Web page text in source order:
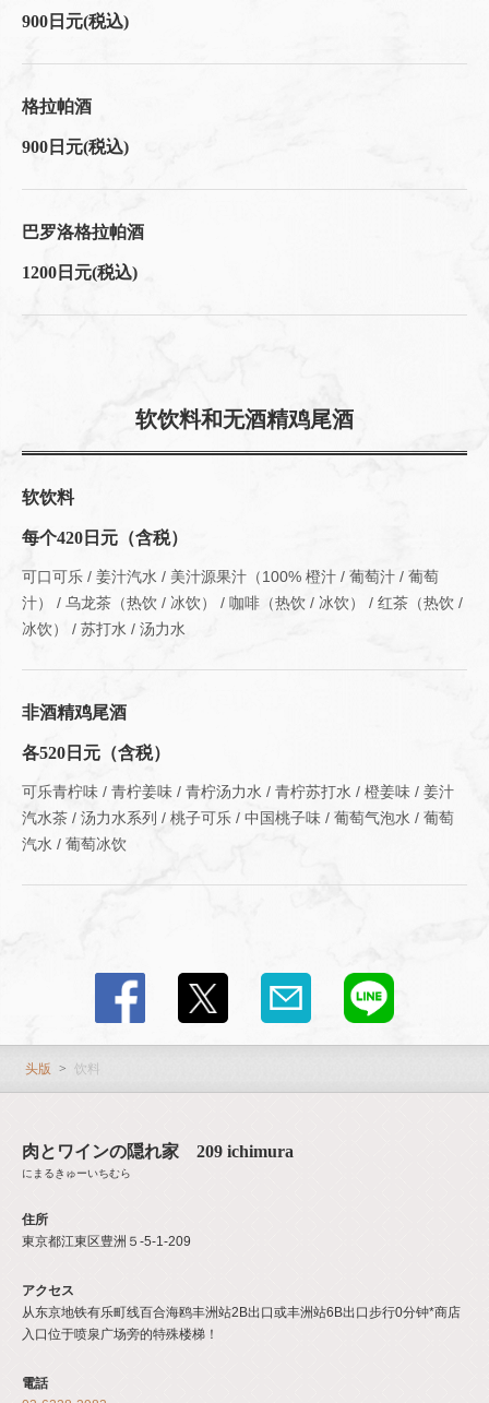
900日元(税込)
格拉帕酒
900日元(税込)
巴罗洛格拉帕酒
1200日元(税込)
软饮料和无酒精鸡尾酒
软饮料
每个420日元（含税）
可口可乐 / 姜汁汽水 / 美汁源果汁（100% 橙汁 / 葡萄汁 / 葡萄
汁） / 乌龙茶（热饮 / 冰饮） / 咖啡（热饮 / 冰饮） / 红茶（热饮 /
冰饮） / 苏打水 / 汤力水
非酒精鸡尾酒
各520日元（含税）
可乐青柠味 / 青柠姜味 / 青柠汤力水 / 青柠苏打水 / 橙姜味 / 姜汁
汽水茶 / 汤力水系列 / 桃子可乐 / 中国桃子味 / 葡萄气泡水 / 葡萄
汽水 / 葡萄冰饮
头版 饮料
肉とワインの隠れ家 209 ichimura
にまるきゅーいちむら
住所
東京都江東区豊洲５-5-1-209
アクセス
从东京地铁有乐町线百合海鸥丰洲站2B出口或丰洲站6B出口步行0分钟*商店
入口位于喷泉广场旁的特殊楼梯！
電話